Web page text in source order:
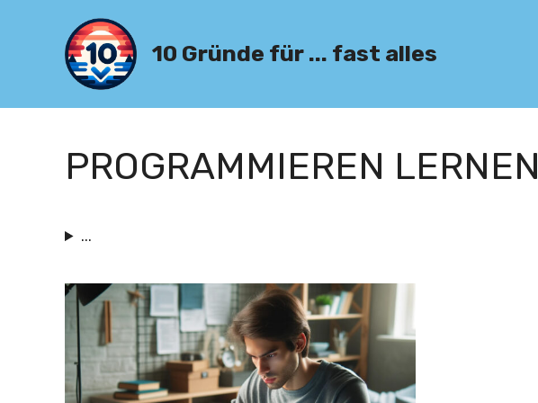
10 Gründe für ... fast alles
PROGRAMMIEREN LERNEN
...